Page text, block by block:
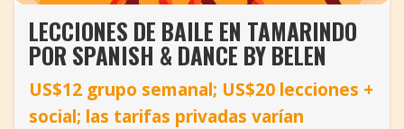
Glosario
TuneTempo
LECCIONES DE BAILE EN TAMARINDO
POR SPANISH & DANCE BY BELEN
US$12 grupo semanal; US$20 lecciones +
social; las tarifas privadas varían